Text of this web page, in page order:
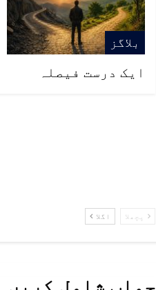
بلاگز
ایک درست فیصلہ
پچھلا اگلا